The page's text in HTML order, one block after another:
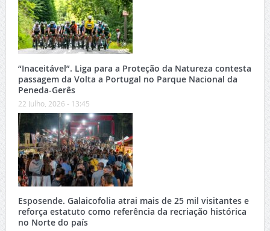
“Inaceitável”. Liga para a Proteção da Natureza contesta
passagem da Volta a Portugal no Parque Nacional da
Peneda-Gerês
22 Julho, 2026 - 13:45
Esposende. Galaicofolia atrai mais de 25 mil visitantes e
reforça estatuto como referência da recriação histórica
no Norte do país